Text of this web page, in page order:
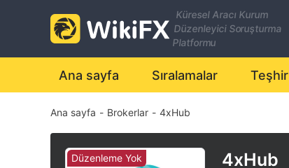
Küresel Aracı Kurum
Düzenleyici Soruşturma
Platformu
Ana sayfa Sıralamalar Teşhir
Ana sayfa - Brokerlar - 4xHub
Düzenleme Yok
0
1
0
1
2
4xHub